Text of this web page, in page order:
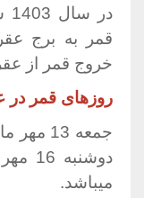
خروج قمر از
روزهای قمر در
جمعه
میباشد.